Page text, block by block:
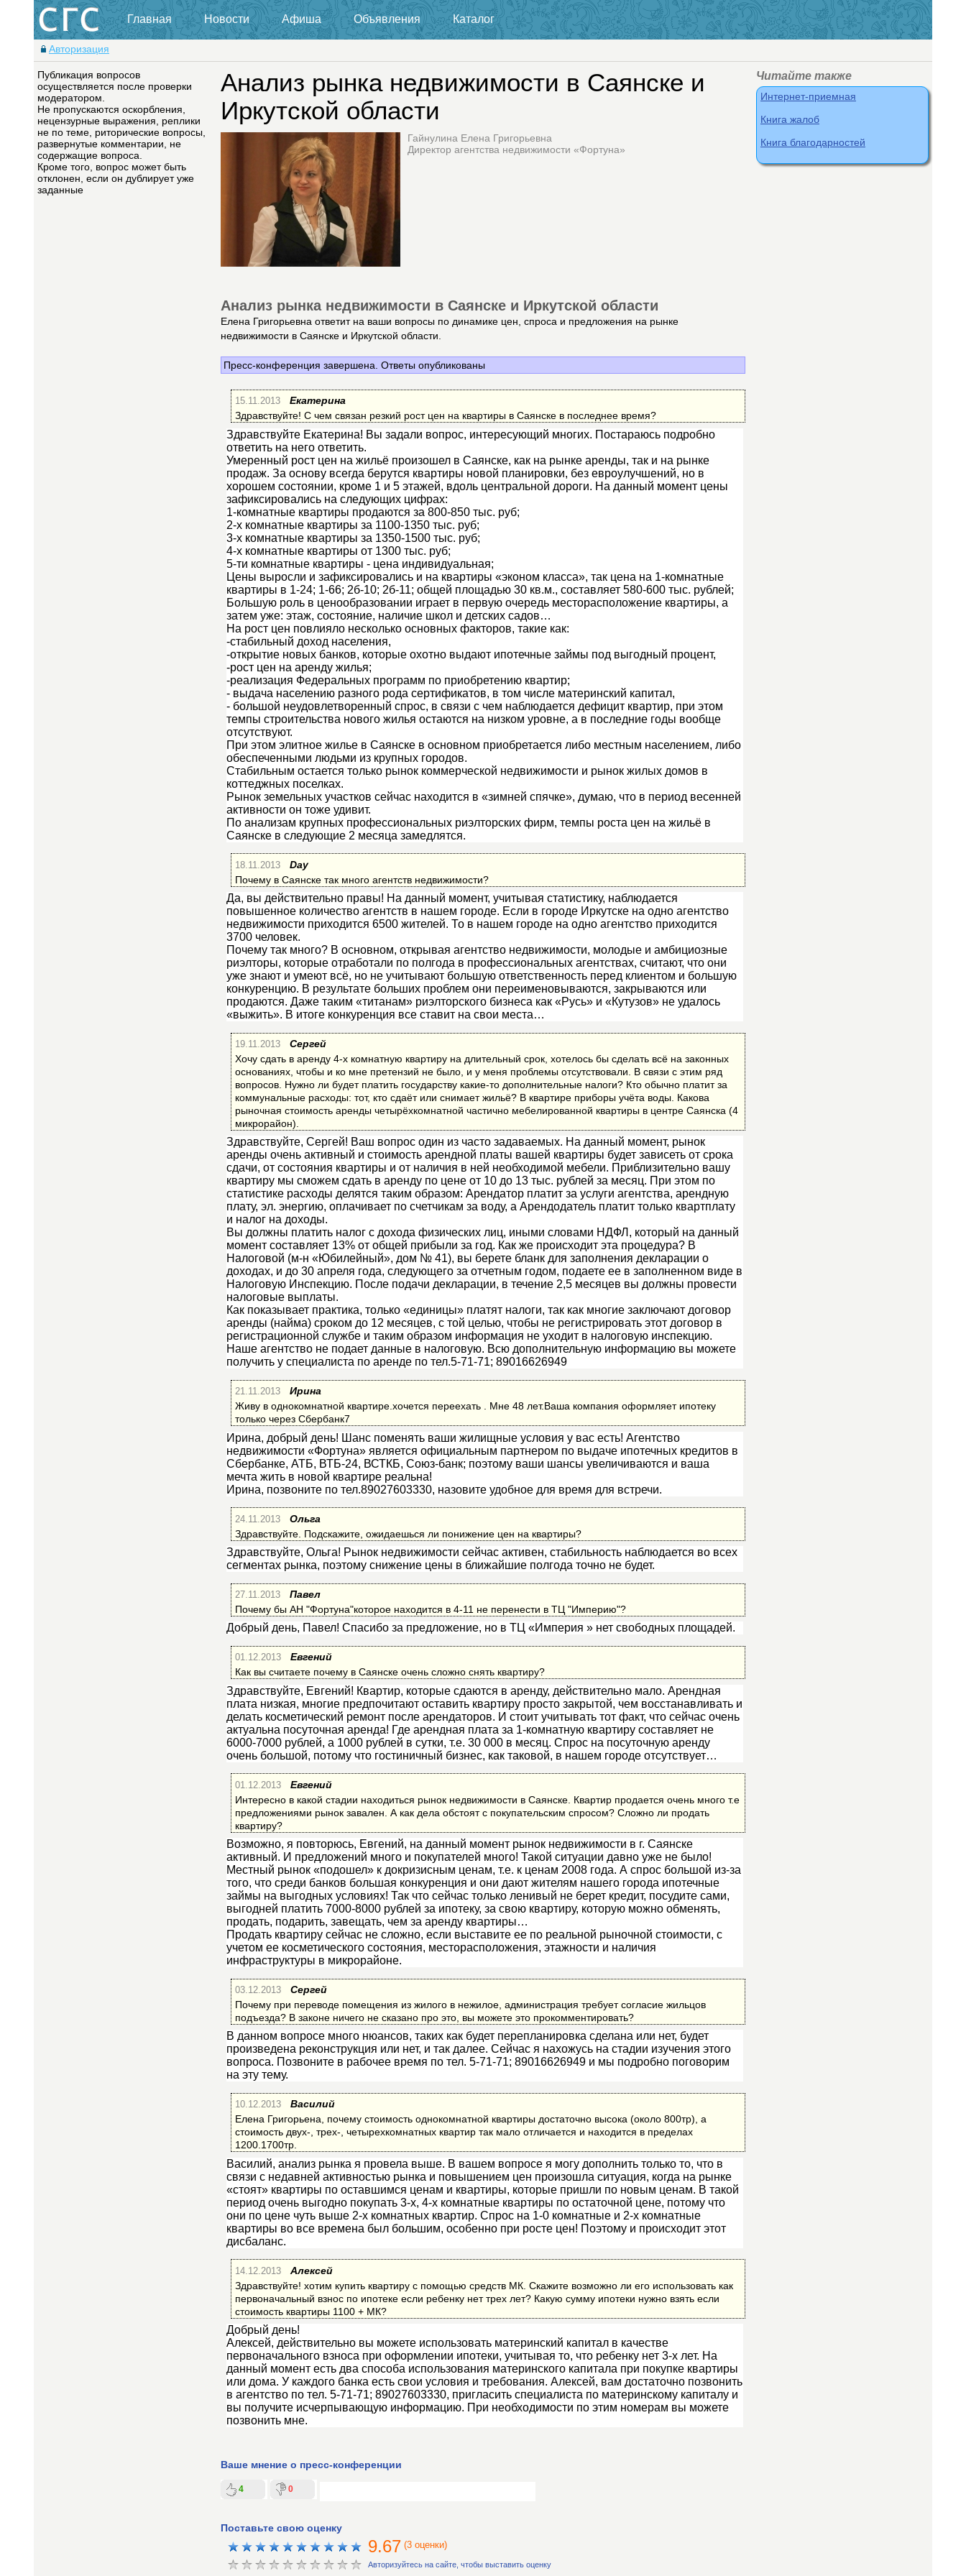
Главная Новости Афиша Объявления Каталог
Авторизация
Публикация вопросов
осуществляется после проверки
модератором.
Не пропускаются оскорбления,
нецензурные выражения, реплики
не по теме, риторические вопросы,
развернутые комментарии, не
содержащие вопроса.
Кроме того, вопрос может быть
отклонен, если он дублирует уже
заданные
Читайте также
Интернет-приемная
Книга жалоб
Книга благодарностей
Анализ рынка недвижимости в Саянске и
Иркутской области
Гайнулина Елена Григорьевна
Директор агентства недвижимости «Фортуна»
Анализ рынка недвижимости в Саянске и Иркутской области
Елена Григорьевна ответит на ваши вопросы по динамике цен, спроса и предложения на рынке
недвижимости в Саянске и Иркутской области.
Пресс-конференция завершена. Ответы опубликованы
15.11.2013 Екатерина
Здравствуйте! С чем связан резкий рост цен на квартиры в Саянске в последнее время?
Здравствуйте Екатерина! Вы задали вопрос, интересующий многих. Постараюсь подробно
ответить на него ответить.
Умеренный рост цен на жильё произошел в Саянске, как на рынке аренды, так и на рынке
продаж. За основу всегда берутся квартиры новой планировки, без евроулучшений, но в
хорошем состоянии, кроме 1 и 5 этажей, вдоль центральной дороги. На данный момент цены
зафиксировались на следующих цифрах:
1-комнатные квартиры продаются за 800-850 тыс. руб;
2-х комнатные квартиры за 1100-1350 тыс. руб;
3-х комнатные квартиры за 1350-1500 тыс. руб;
4-х комнатные квартиры от 1300 тыс. руб;
5-ти комнатные квартиры - цена индивидуальная;
Цены выросли и зафиксировались и на квартиры «эконом класса», так цена на 1-комнатные
квартиры в 1-24; 1-66; 2б-10; 2б-11; общей площадью 30 кв.м., составляет 580-600 тыс. рублей;
Большую роль в ценообразовании играет в первую очередь месторасположение квартиры, а
затем уже: этаж, состояние, наличие школ и детских садов…
На рост цен повлияло несколько основных факторов, такие как:
-стабильный доход населения,
-открытие новых банков, которые охотно выдают ипотечные займы под выгодный процент,
-рост цен на аренду жилья;
-реализация Федеральных программ по приобретению квартир;
- выдача населению разного рода сертификатов, в том числе материнский капитал,
- большой неудовлетворенный спрос, в связи с чем наблюдается дефицит квартир, при этом
темпы строительства нового жилья остаются на низком уровне, а в последние годы вообще
отсутствуют.
При этом элитное жилье в Саянске в основном приобретается либо местным населением, либо
обеспеченными людьми из крупных городов.
Стабильным остается только рынок коммерческой недвижимости и рынок жилых домов в
коттеджных поселках.
Рынок земельных участков сейчас находится в «зимней спячке», думаю, что в период весенней
активности он тоже удивит.
По анализам крупных профессиональных риэлторских фирм, темпы роста цен на жильё в
Саянске в следующие 2 месяца замедлятся.
18.11.2013 Day
Почему в Саянске так много агентств недвижимости?
Да, вы действительно правы! На данный момент, учитывая статистику, наблюдается
повышенное количество агентств в нашем городе. Если в городе Иркутске на одно агентство
недвижимости приходится 6500 жителей. То в нашем городе на одно агентство приходится
3700 человек.
Почему так много? В основном, открывая агентство недвижимости, молодые и амбициозные
риэлторы, которые отработали по полгода в профессиональных агентствах, считают, что они
уже знают и умеют всё, но не учитывают большую ответственность перед клиентом и большую
конкуренцию. В результате больших проблем они переименовываются, закрываются или
продаются. Даже таким «титанам» риэлторского бизнеса как «Русь» и «Кутузов» не удалось
«выжить». В итоге конкуренция все ставит на свои места…
19.11.2013 Сергей
Хочу сдать в аренду 4-х комнатную квартиру на длительный срок, хотелось бы сделать всё на законных
основаниях, чтобы и ко мне претензий не было, и у меня проблемы отсутствовали. В связи с этим ряд
вопросов. Нужно ли будет платить государству какие-то дополнительные налоги? Кто обычно платит за
коммунальные расходы: тот, кто сдаёт или снимает жильё? В квартире приборы учёта воды. Какова
рыночная стоимость аренды четырёхкомнатной частично мебелированной квартиры в центре Саянска (4
микрорайон).
Здравствуйте, Сергей! Ваш вопрос один из часто задаваемых. На данный момент, рынок
аренды очень активный и стоимость арендной платы вашей квартиры будет зависеть от срока
сдачи, от состояния квартиры и от наличия в ней необходимой мебели. Приблизительно вашу
квартиру мы сможем сдать в аренду по цене от 10 до 13 тыс. рублей за месяц. При этом по
статистике расходы делятся таким образом: Арендатор платит за услуги агентства, арендную
плату, эл. энергию, оплачивает по счетчикам за воду, а Арендодатель платит только квартплату
и налог на доходы.
Вы должны платить налог с дохода физических лиц, иными словами НДФЛ, который на данный
момент составляет 13% от общей прибыли за год. Как же происходит эта процедура? В
Налоговой (м-н «Юбилейный», дом № 41), вы берете бланк для заполнения декларации о
доходах, и до 30 апреля года, следующего за отчетным годом, подаете ее в заполненном виде в
Налоговую Инспекцию. После подачи декларации, в течение 2,5 месяцев вы должны провести
налоговые выплаты.
Как показывает практика, только «единицы» платят налоги, так как многие заключают договор
аренды (найма) сроком до 12 месяцев, с той целью, чтобы не регистрировать этот договор в
регистрационной службе и таким образом информация не уходит в налоговую инспекцию.
Наше агентство не подает данные в налоговую. Всю дополнительную информацию вы можете
получить у специалиста по аренде по тел.5-71-71; 89016626949
21.11.2013 Ирина
Живу в однокомнатной квартире.хочется переехать . Мне 48 лет.Ваша компания оформляет ипотеку
только через Сбербанк7
Ирина, добрый день! Шанс поменять ваши жилищные условия у вас есть! Агентство
недвижимости «Фортуна» является официальным партнером по выдаче ипотечных кредитов в
Сбербанке, АТБ, ВТБ-24, ВСТКБ, Союз-банк; поэтому ваши шансы увеличиваются и ваша
мечта жить в новой квартире реальна!
Ирина, позвоните по тел.89027603330, назовите удобное для время для встречи.
24.11.2013 Ольга
Здравствуйте. Подскажите, ожидаешься ли понижение цен на квартиры?
Здравствуйте, Ольга! Рынок недвижимости сейчас активен, стабильность наблюдается во всех
сегментах рынка, поэтому снижение цены в ближайшие полгода точно не будет.
27.11.2013 Павел
Почему бы АН "Фортуна"которое находится в 4-11 не перенести в ТЦ "Империю"?
Добрый день, Павел! Спасибо за предложение, но в ТЦ «Империя » нет свободных площадей.
01.12.2013 Евгений
Как вы считаете почему в Саянске очень сложно снять квартиру?
Здравствуйте, Евгений! Квартир, которые сдаются в аренду, действительно мало. Арендная
плата низкая, многие предпочитают оставить квартиру просто закрытой, чем восстанавливать и
делать косметический ремонт после арендаторов. И стоит учитывать тот факт, что сейчас очень
актуальна посуточная аренда! Где арендная плата за 1-комнатную квартиру составляет не
6000-7000 рублей, а 1000 рублей в сутки, т.е. 30 000 в месяц. Спрос на посуточную аренду
очень большой, потому что гостиничный бизнес, как таковой, в нашем городе отсутствует…
01.12.2013 Евгений
Интересно в какой стадии находиться рынок недвижимости в Саянске. Квартир продается очень много т.е
предложениями рынок завален. А как дела обстоят с покупательским спросом? Сложно ли продать
квартиру?
Возможно, я повторюсь, Евгений, на данный момент рынок недвижимости в г. Саянске
активный. И предложений много и покупателей много! Такой ситуации давно уже не было!
Местный рынок «подошел» к докризисным ценам, т.е. к ценам 2008 года. А спрос большой из-за
того, что среди банков большая конкуренция и они дают жителям нашего города ипотечные
займы на выгодных условиях! Так что сейчас только ленивый не берет кредит, посудите сами,
выгодней платить 7000-8000 рублей за ипотеку, за свою квартиру, которую можно обменять,
продать, подарить, завещать, чем за аренду квартиры…
Продать квартиру сейчас не сложно, если выставите ее по реальной рыночной стоимости, с
учетом ее косметического состояния, месторасположения, этажности и наличия
инфраструктуры в микрорайоне.
03.12.2013 Сергей
Почему при переводе помещения из жилого в нежилое, администрация требует согласие жильцов
подъезда? В законе ничего не сказано про это, вы можете это прокомментировать?
В данном вопросе много нюансов, таких как будет перепланировка сделана или нет, будет
произведена реконструкция или нет, и так далее. Сейчас я нахожусь на стадии изучения этого
вопроса. Позвоните в рабочее время по тел. 5-71-71; 89016626949 и мы подробно поговорим
на эту тему.
10.12.2013 Василий
Елена Григорьена, почему стоимость однокомнатной квартиры достаточно высока (около 800тр), а
стоимость двух-, трех-, четырехкомнатных квартир так мало отличается и находится в пределах
1200.1700тр.
Василий, анализ рынка я провела выше. В вашем вопросе я могу дополнить только то, что в
связи с недавней активностью рынка и повышением цен произошла ситуация, когда на рынке
«стоят» квартиры по оставшимся ценам и квартиры, которые пришли по новым ценам. В такой
период очень выгодно покупать 3-х, 4-х комнатные квартиры по остаточной цене, потому что
они по цене чуть выше 2-х комнатных квартир. Спрос на 1-0 комнатные и 2-х комнатные
квартиры во все времена был большим, особенно при росте цен! Поэтому и происходит этот
дисбаланс.
14.12.2013 Алексей
Здравствуйте! хотим купить квартиру с помощью средств МК. Скажите возможно ли его использовать как
первоначальный взнос по ипотеке если ребенку нет трех лет? Какую сумму ипотеки нужно взять если
стоимость квартиры 1100 + МК?
Добрый день!
Алексей, действительно вы можете использовать материнский капитал в качестве
первоначального взноса при оформлении ипотеки, учитывая то, что ребенку нет 3-х лет. На
данный момент есть два способа использования материнского капитала при покупке квартиры
или дома. У каждого банка есть свои условия и требования. Алексей, вам достаточно позвонить
в агентство по тел. 5-71-71; 89027603330, пригласить специалиста по материнскому капиталу и
вы получите исчерпывающую информацию. При необходимости по этим номерам вы можете
позвонить мне.
Ваше мнение о пресс-конференции
4 0
Поставьте свою оценку
9.67 (3 оценки)
Авторизуйтесь на сайте, чтобы выставить оценку